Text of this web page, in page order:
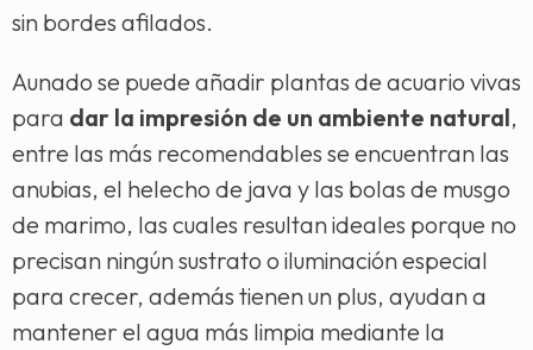
sin bordes afilados.
Aunado se puede añadir plantas de acuario vivas
para dar la impresión de un ambiente natural,
entre las más recomendables se encuentran las
anubias, el helecho de java y las bolas de musgo
de marimo, las cuales resultan ideales porque no
precisan ningún sustrato o iluminación especial
para crecer, además tienen un plus, ayudan a
mantener el agua más limpia mediante la